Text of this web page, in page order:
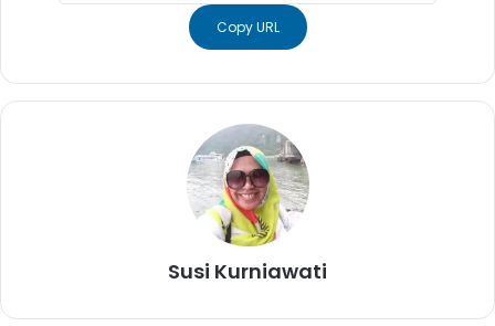
Copy URL
Susi Kurniawati